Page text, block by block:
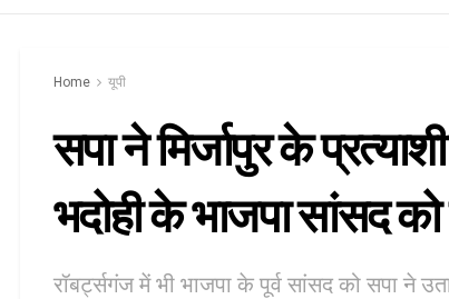
Home यूपी
सपा ने मिर्जापुर के
भदोही के भाजपा सांसद को
रॉबर्ट्सगंज में भी भाजपा के पूर्व सांसद को सपा ने